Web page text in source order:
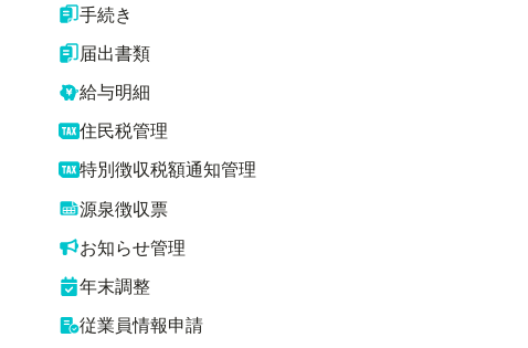
手続き
届出書類
給与明細
住民税管理
特別徴収税額通知管理
源泉徴収票
お知らせ管理
年末調整
従業員情報申請